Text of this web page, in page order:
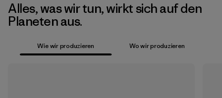
Alles, was wir tun, wirkt sich auf den
Planeten aus.
Wie wir produzieren Wo wir produzieren